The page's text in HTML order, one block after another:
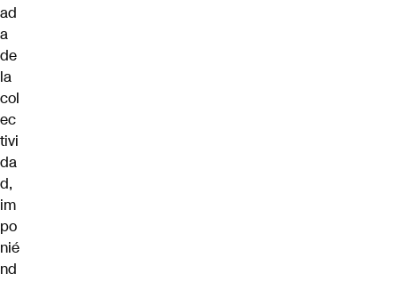
ad
a
de
la
col
ec
tivi
da
d,
im
po
nié
nd